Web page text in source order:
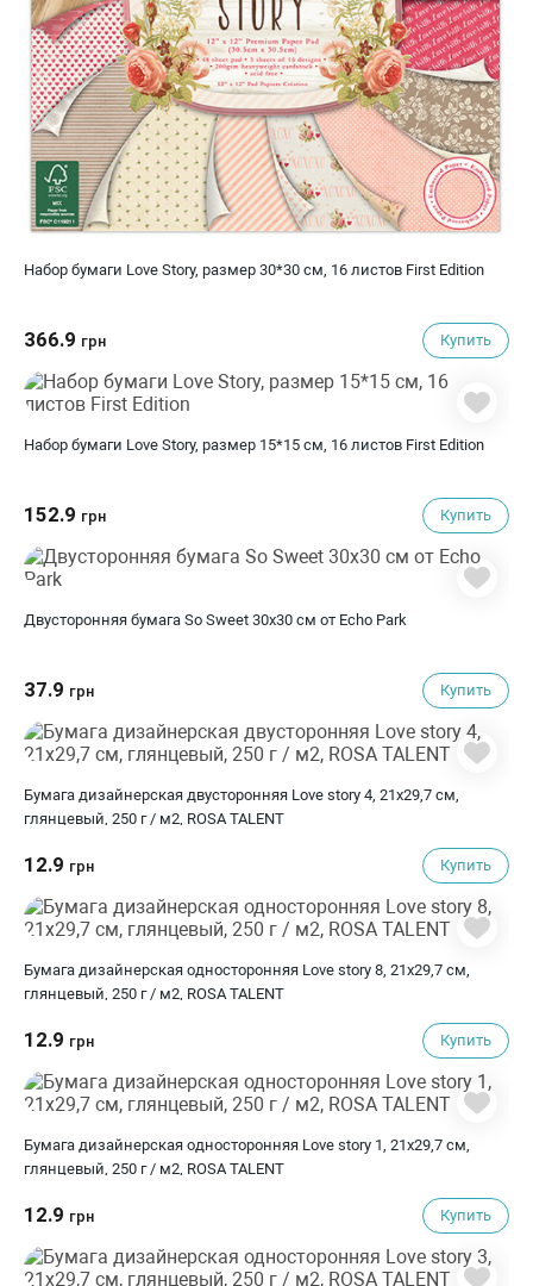
Набор бумаги Love Story, размер 30*30 см, 16 листов First Edition
366.9 грн Купить
Набор бумаги Love Story, размер 15*15 см, 16 листов First Edition
152.9 грн Купить
Двусторонняя бумага So Sweet 30х30 см от Echo Park
37.9 грн Купить
Бумага дизайнерская двусторонняя Love story 4, 21х29,7 см,
глянцевый, 250 г / м2, ROSA TALENT
12.9 грн Купить
Бумага дизайнерская односторонняя Love story 8, 21х29,7 см,
глянцевый, 250 г / м2, ROSA TALENT
12.9 грн Купить
Бумага дизайнерская односторонняя Love story 1, 21х29,7 см,
глянцевый, 250 г / м2, ROSA TALENT
12.9 грн Купить